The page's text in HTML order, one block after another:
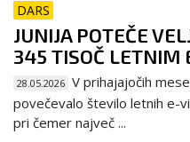
DARS
JUNIJA POTEČE
345 TISOČ LETNIM
28.05.2026 V prihajajočih
povečevalo število letnih e-
pri čemer največ ...